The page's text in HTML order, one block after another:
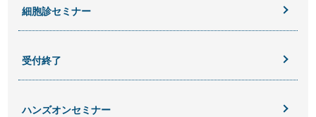
細胞診セミナー
受付終了
ハンズオンセミナー